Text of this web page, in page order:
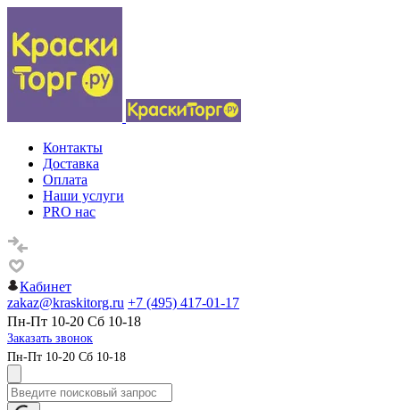
Контакты
Доставка
Оплата
Наши услуги
PRO нас
Кабинет
zakaz@kraskitorg.ru +7 (495) 417-01-17
Пн-Пт 10-20 Сб 10-18
Заказать звонок
Пн-Пт 10-20 Сб 10-18